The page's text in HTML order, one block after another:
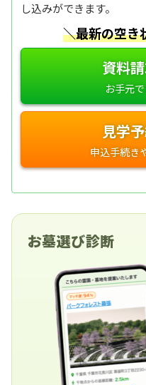
し込みができます。
＼最新の空き
資料
見学
お墓選び診断